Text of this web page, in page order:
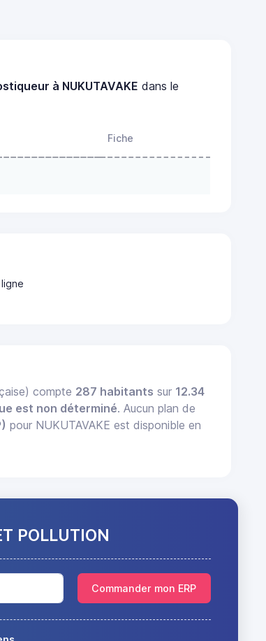
à NUKUTAVAKE dans le
Fiche
ligne
compte 287 habitants sur 12.34
est non déterminé. Aucun plan de
pour NUKUTAVAKE est disponible en
POLLUTION
Commander mon ERP